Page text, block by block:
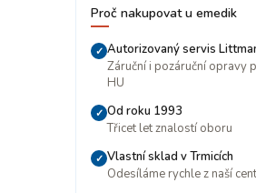
Proč nakupovat u emedik
✓ Autorizovaný servis
Záruční i pozáruční opravy
HU
✓ Od roku 1993
Třicet let znalostí oboru
✓ Vlastní sklad v Trmicích
Odesíláme rychle z naší